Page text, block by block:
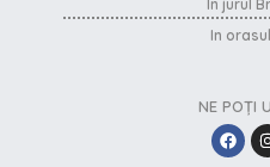
In jurul
In
NE POȚI